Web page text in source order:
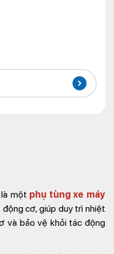
là một phụ tùng xe máy
cơ, giúp duy trì nhiệt
và bảo vệ khỏi tác động